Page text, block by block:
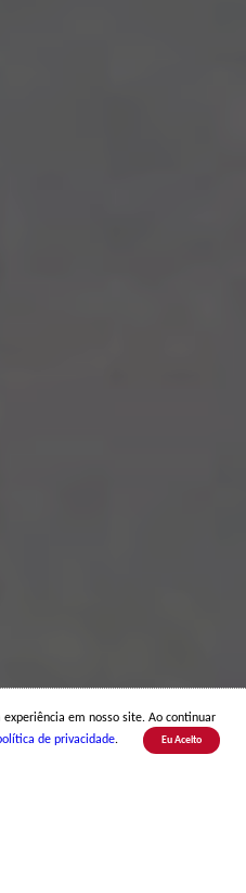
em nosso site. Ao continuar
de privacidade. Eu Aceito